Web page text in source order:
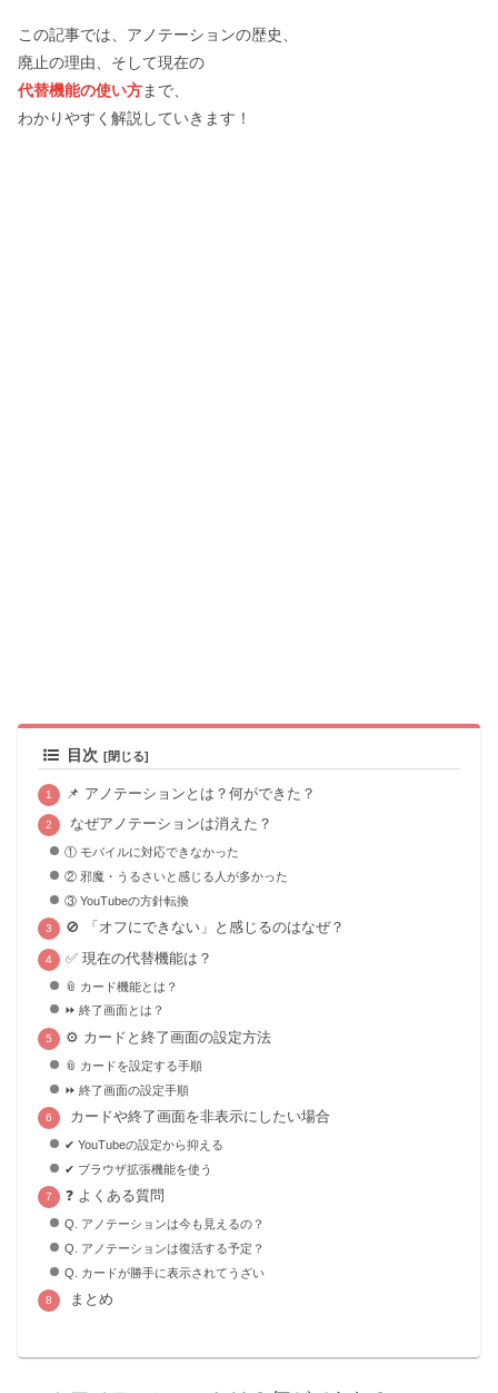
この記事では、アノテーションの歴史、
廃止の理由、そして現在の
代替機能の使い方まで、
わかりやすく解説していきます！
目次
📌 アノテーションとは？何ができた？
なぜアノテーションは消えた？
① モバイルに対応できなかった
② 邪魔・うるさいと感じる人が多かった
③ YouTubeの方針転換
🚫 「オフにできない」と感じるのはなぜ？
✅ 現在の代替機能は？
📎 カード機能とは？
⏩ 終了画面とは？
⚙️ カードと終了画面の設定方法
📎 カードを設定する手順
⏩ 終了画面の設定手順
カードや終了画面を非表示にしたい場合
✔ YouTubeの設定から抑える
✔ ブラウザ拡張機能を使う
❓ よくある質問
Q. アノテーションは今も見えるの？
Q. アノテーションは復活する予定？
Q. カードが勝手に表示されてうざい
まとめ